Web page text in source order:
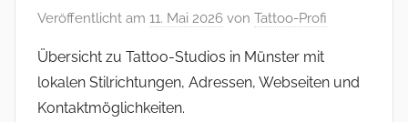
Veröffentlicht am 11. Mai 2026 von Tattoo-Profi
Übersicht zu Tattoo-Studios in Münster mit
lokalen Stilrichtungen, Adressen, Webseiten und
Kontaktmöglichkeiten.